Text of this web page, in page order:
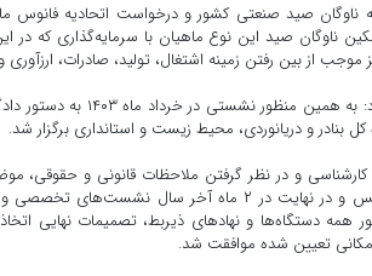
مهرانگیز با اشاره به توقف ۴ ساله ناوگان صید صنعتی کشور و
ناوگان صید این نوع ماهیان با سرمایه‌گذاری که
از بین رفتن زمینه اشتغال، تولید، صادرات،
رئیس کل دادگستری استان
بنادر و دریانوردی، محیط زیست و استانداری برگزار شد.
و در نظر گرفتن ملاحظات قانونی و حقوقی،
مکاتبات لازم، موضوع را به دولت منعکس و در نهایت در
همه دستگاه‌ها و نهادهای ذیربط، تصمیمات نهایی
تعیین شده موافقت شد.